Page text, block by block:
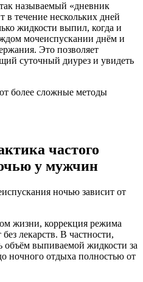
называемый «дневник
в течение нескольких дней
жидкости выпил, когда и
мочеиспускании днём и
Это позволяет
суточный диурез и увидеть
более сложные методы
частого
у мужчин
ночью зависит от
жизни, коррекция режима
без лекарств. В частности,
объём выпиваемой жидкости за
ночного отдыха полностью от